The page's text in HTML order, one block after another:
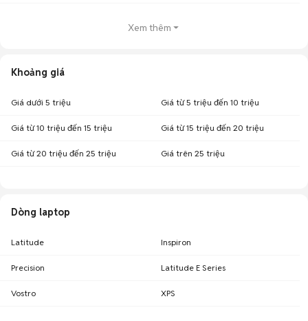
Xem thêm
Khoảng giá
Giá dưới 5 triệu Giá từ 5 triệu đến 10 triệu
Giá từ 10 triệu đến 15 triệu Giá từ 15 triệu đến 20 triệu
Giá từ 20 triệu đến 25 triệu Giá trên 25 triệu
Dòng laptop
Latitude Inspiron
Precision Latitude E Series
Vostro XPS